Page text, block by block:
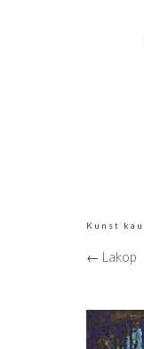
Kunst
← Lakop